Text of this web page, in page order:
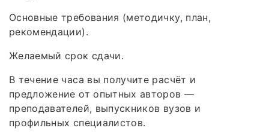
Основные требования (методичку, план,
рекомендации).
Желаемый срок сдачи.
В течение часа вы получите расчёт и
предложение от опытных авторов —
преподавателей, выпускников вузов и
профильных специалистов.